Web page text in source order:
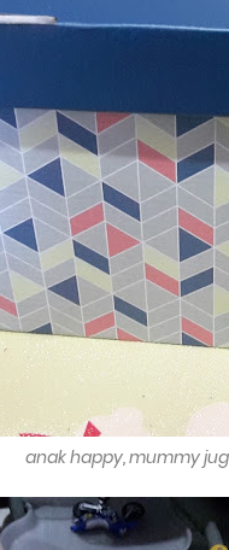
anak happy, mummy